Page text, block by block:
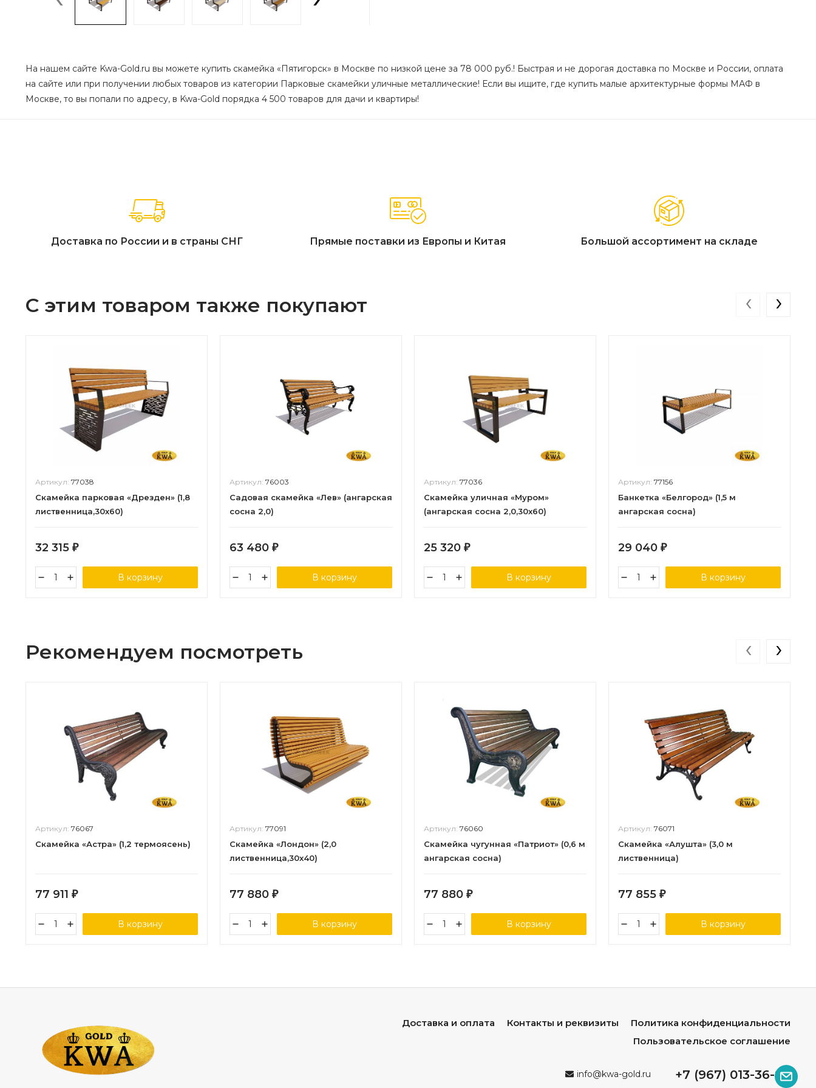
На нашем сайте Kwa-Gold.ru вы можете купить скамейка «Пятигорск» в Москве по низкой цене за 78 000 руб.! Быстрая и не дорогая доставка по Москве и России, оплата
на сайте или при получении любых товаров из категории Парковые скамейки уличные металлические! Если вы ищите, где купить малые архитектурные формы МАФ в
Москве, то вы попали по адресу, в Kwa-Gold порядка 4 500 товаров для дачи и квартиры!
Доставка по России и в страны СНГ Прямые поставки из Европы и Китая Большой ассортимент на складе
С этим товаром также покупают
Артикул: 77038
Скамейка парковая «Дрезден» (1,8
лиственница,30х60)
32 315 ₽
В корзину
Артикул: 76003
Садовая скамейка «Лев» (ангарская
сосна 2,0)
63 480 ₽
В корзину
Артикул: 77036
Скамейка уличная «Муром»
(ангарская сосна 2,0,30х60)
25 320 ₽
В корзину
Артикул: 77156
Банкетка «Белгород» (1,5 м
ангарская сосна)
29 040 ₽
В корзину
‹ ›
Рекомендуем посмотреть
Артикул: 76067
Скамейка «Астра» (1,2 термоясень)
77 911 ₽
В корзину
Артикул: 77091
Скамейка «Лондон» (2,0
лиственница,30х40)
77 880 ₽
В корзину
Артикул: 76060
Скамейка чугунная «Патриот» (0,6 м
ангарская сосна)
77 880 ₽
В корзину
Артикул: 76071
Скамейка «Алушта» (3,0 м
лиственница)
77 855 ₽
В корзину
‹ ›
Доставка и оплата Контакты и реквизиты
Политика конфиденциальности
Пользовательское соглашение
info@kwa-gold.ru +7 (967) 013-36-96